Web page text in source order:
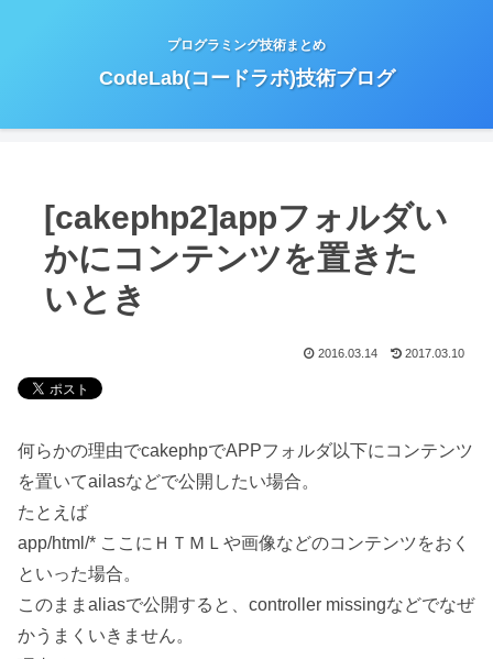
プログラミング技術まとめ
CodeLab(コードラボ)技術ブログ
[cakephp2]appフォルダい
かにコンテンツを置きた
いとき
2016.03.14 2017.03.10
何らかの理由でcakephpでAPPフォルダ以下にコンテンツ
を置いてailasなどで公開したい場合。
たとえば
app/html/* ここにＨＴＭＬや画像などのコンテンツをおく
といった場合。
このままaliasで公開すると、controller missingなどでなぜ
かうまくいきません。